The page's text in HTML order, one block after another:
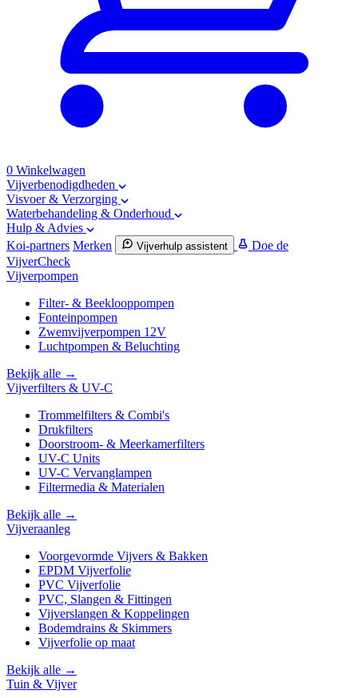
0 Winkelwagen
Vijverbenodigdheden
Visvoer & Verzorging
Waterbehandeling & Onderhoud
Hulp & Advies
Koi-partners Merken Vijverhulp assistent
Doe de
VijverCheck
Vijverpompen
Filter- & Beeklooppompen
Fonteinpompen
Zwemvijverpompen 12V
Luchtpompen & Beluchting
Bekijk alle →
Vijverfilters & UV-C
Trommelfilters & Combi's
Drukfilters
Doorstroom- & Meerkamerfilters
UV-C Units
UV-C Vervanglampen
Filtermedia & Materialen
Bekijk alle →
Vijveraanleg
Voorgevormde Vijvers & Bakken
EPDM Vijverfolie
PVC Vijverfolie
PVC, Slangen & Fittingen
Vijverslangen & Koppelingen
Bodemdrains & Skimmers
Vijverfolie op maat
Bekijk alle →
Tuin & Vijver